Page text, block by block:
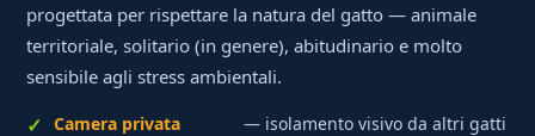
progettata per rispettare la natura del gatto — animale
territoriale, solitario (in genere), abitudinario e molto
sensibile agli stress ambientali.
Camera privata
— isolamento visivo da altri gatti